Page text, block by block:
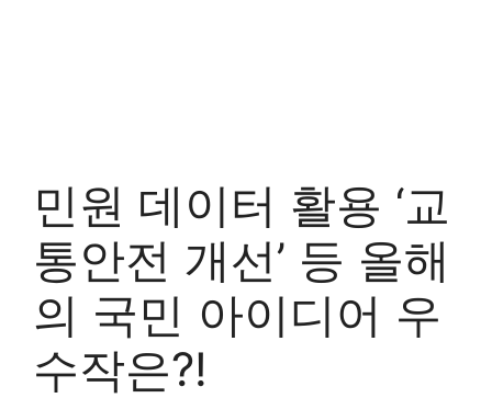
민원 데이터 활용 ‘교
통안전 개선’ 등 올해
의 국민 아이디어 우
수작은?!